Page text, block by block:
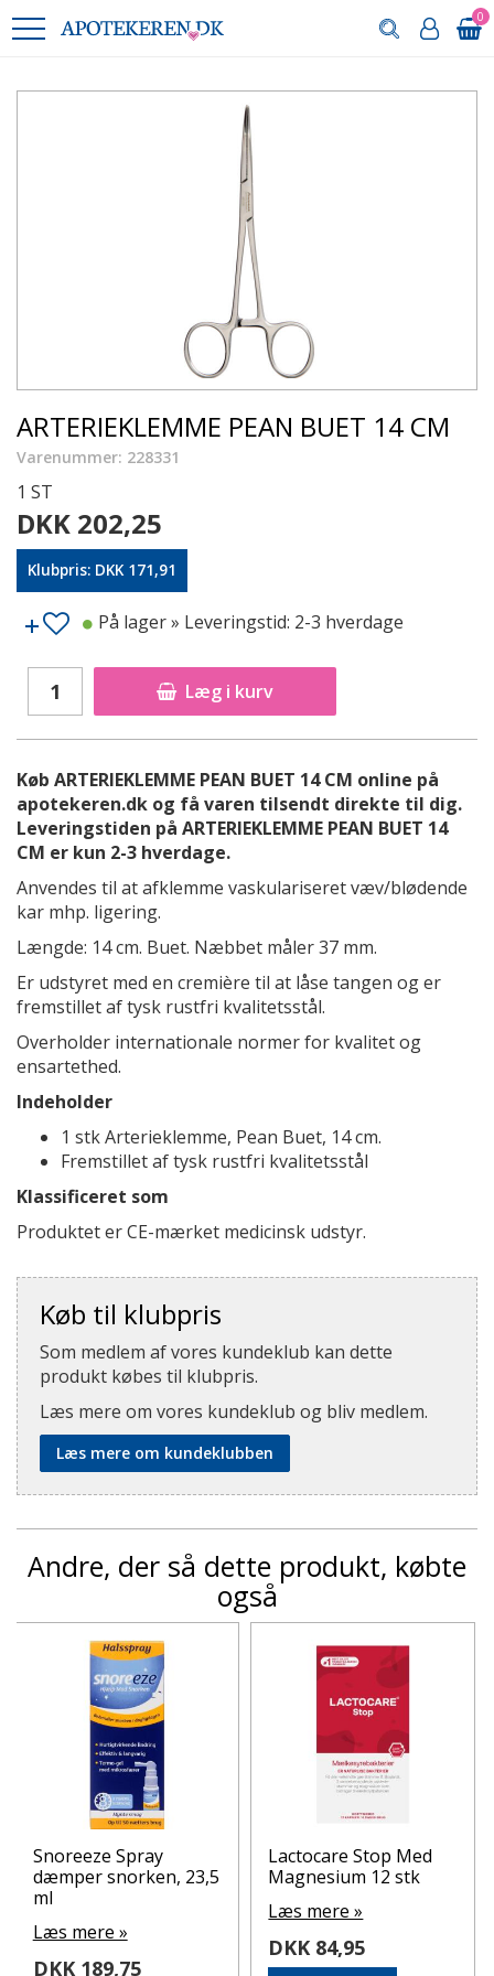
0
ARTERIEKLEMME PEAN BUET 14 CM
Varenummer: 228331
1 ST
DKK 202,25
Klubpris: DKK 171,91
Læg i kurv
På lager» Leveringstid: 2-3 hverdage
Køb ARTERIEKLEMME PEAN BUET 14 CM online på
apotekeren.dk og få varen tilsendt direkte til dig.
Leveringstiden på ARTERIEKLEMME PEAN BUET 14
CM er kun 2-3 hverdage.
Anvendes til at afklemme vaskulariseret væv/blødende
kar mhp. ligering.
Længde: 14 cm. Buet. Næbbet måler 37 mm.
Er udstyret med en cremière til at låse tangen og er
fremstillet af tysk rustfri kvalitetsstål.
Overholder internationale normer for kvalitet og
ensartethed.
Indeholder
1 stk Arterieklemme, Pean Buet, 14 cm.
Fremstillet af tysk rustfri kvalitetsstål
Klassificeret som
Produktet er CE-mærket medicinsk udstyr.
Køb til klubpris
Som medlem af vores kundeklub kan dette
produkt købes til klubpris.
Læs mere om vores kundeklub og bliv medlem.
Læs mere om kundeklubben
Andre, der så dette produkt, købte
også
Snoreeze Spray
dæmper snorken, 23,5
ml
Læs mere »
DKK 189,75
Lactocare Stop Med
Magnesium 12 stk
Læs mere »
DKK 84,95